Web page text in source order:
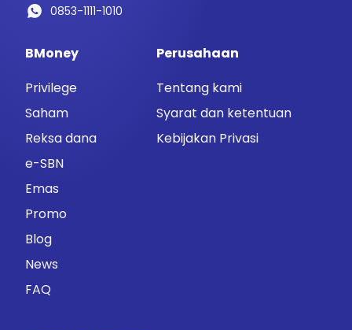
0853-1111-1010
BMoney
Privilege
Saham
Reksa dana
e-SBN
Emas
Promo
Blog
News
FAQ
Perusahaan
Tentang kami
Syarat dan ketentuan
Kebijakan Privasi